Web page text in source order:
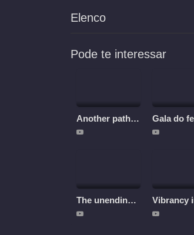
Elenco
Pode te interessar
Another path into the world of chinese aesthetics
The unending journey - Roger T. Ames and Chinese Philosophy